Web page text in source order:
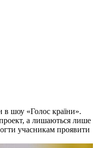
шоу «Голос країни».
а лишаються лише
учасникам проявити